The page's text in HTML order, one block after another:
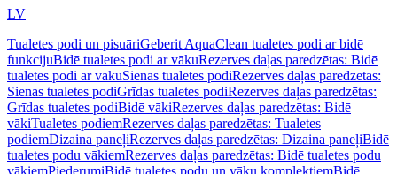
LV
Tualetes podi un pisuāriGeberit AquaClean tualetes podi ar bidē
funkcijuBidē tualetes podi ar vākuRezerves daļas paredzētas: Bidē
tualetes podi ar vākuSienas tualetes podiRezerves daļas paredzētas:
Sienas tualetes podiGrīdas tualetes podiRezerves daļas paredzētas:
Grīdas tualetes podiBidē vākiRezerves daļas paredzētas: Bidē
vākiTualetes podiemRezerves daļas paredzētas: Tualetes
podiemDizaina paneļiRezerves daļas paredzētas: Dizaina paneļiBidē
tualetes podu vākiemRezerves daļas paredzētas: Bidē tualetes podu
vākiemPiederumiBidē tualetes podu un vāku komplektiemBidē